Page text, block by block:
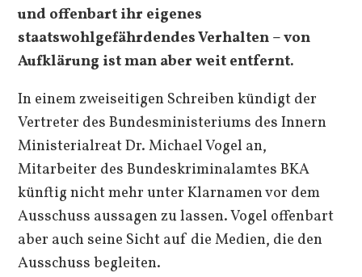
und offenbart ihr eigenes
staatswohlgefährdendes Verhalten – von
Aufklärung ist man aber weit entfernt.
In einem zweiseitigen Schreiben kündigt der
Vertreter des Bundesministeriums des Innern
Ministerialreat Dr. Michael Vogel an,
Mitarbeiter des Bundeskriminalamtes BKA
künftig nicht mehr unter Klarnamen vor dem
Ausschuss aussagen zu lassen. Vogel offenbart
aber auch seine Sicht auf die Medien, die den
Ausschuss begleiten.